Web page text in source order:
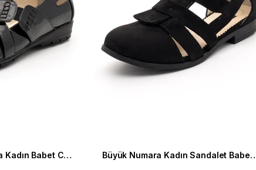
Yazlık Büyük Numara Kadın Babet C1347 siyah Büyük Numara Kadın Sandalet